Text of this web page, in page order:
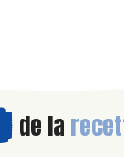
de la